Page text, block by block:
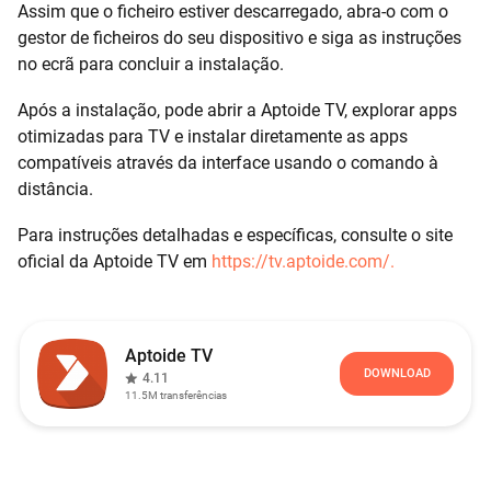
Assim que o ficheiro estiver descarregado, abra-o com o
gestor de ficheiros do seu dispositivo e siga as instruções
no ecrã para concluir a instalação.
Após a instalação, pode abrir a Aptoide TV, explorar apps
otimizadas para TV e instalar diretamente as apps
compatíveis através da interface usando o comando à
distância.
Para instruções detalhadas e específicas, consulte o site
oficial da Aptoide TV em https://tv.aptoide.com/.
Aptoide TV
4.11
11.5M transferências
DOWNLOAD